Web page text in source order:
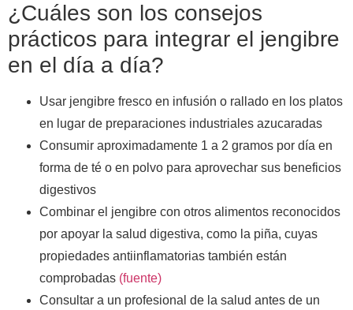
¿Cuáles son los consejos
prácticos para integrar el jengibre
en el día a día?
Usar jengibre fresco en infusión o rallado en los platos
en lugar de preparaciones industriales azucaradas
Consumir aproximadamente 1 a 2 gramos por día en
forma de té o en polvo para aprovechar sus beneficios
digestivos
Combinar el jengibre con otros alimentos reconocidos
por apoyar la salud digestiva, como la piña, cuyas
propiedades antiinflamatorias también están
comprobadas (fuente)
Consultar a un profesional de la salud antes de un